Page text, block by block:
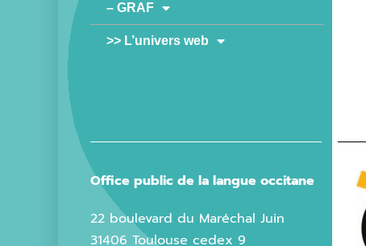
– GRAF
>> L’univers web
Office public de la langue occitane
22 boulevard du Maréchal Juin
31406 Toulouse cedex 9